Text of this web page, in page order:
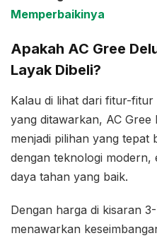
Memperbaikinya
Apakah AC Gree
Layak Dibeli?
Kalau di lihat dari fitur-
yang ditawarkan, AC Gree
menjadi pilihan yang tepat
dengan teknologi modern,
daya tahan yang baik.
Dengan harga di kisaran
menawarkan